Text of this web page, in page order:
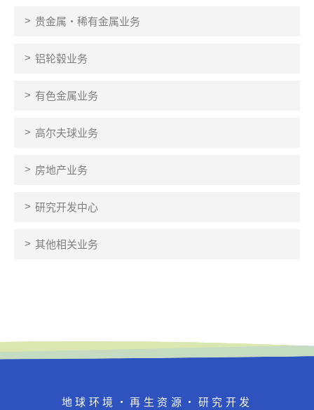
贵金属・稀有金属业务
铝轮毂业务
有色金属业务
高尔夫球业务
房地产业务
研究开发中心
其他相关业务
地球环境・再生资源・研究开发